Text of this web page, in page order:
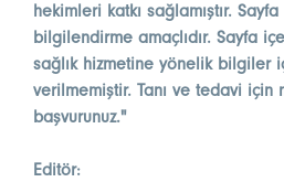
hekimleri katkı sağlamıştır.
bilgilendirme amaçlıdır. Sayfa
sağlık hizmetine yönelik bilgiler
verilmemiştir. Tanı ve tedavi için
başvurunuz."
Editör: